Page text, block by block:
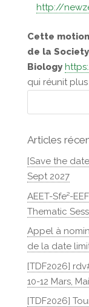
http://
Cette
de la
Biology
qui réunit
Articles
[Save the
Sept 2027
AEET-Sfe²-
Thematic
Appel à
de la date
[TDF2026]
10-12 Mars,
[TDF2026]